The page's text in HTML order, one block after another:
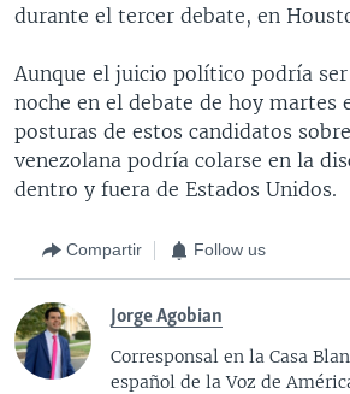
durante el tercer debate, en
Aunque el juicio político podría
noche en el debate de hoy martes
posturas de estos candidatos
venezolana podría colarse en la
dentro y fuera de Estados Unidos.
Compartir Follow us
Jorge Agobian
Corresponsal en la Casa
español de la Voz de